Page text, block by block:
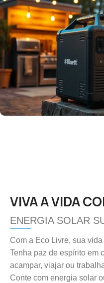
VIVA A VIDA
ENERGIA SOLAR
Com a Eco Livre, sua
Tenha paz de espírito em
acampar, viajar ou
Conte com energia solar